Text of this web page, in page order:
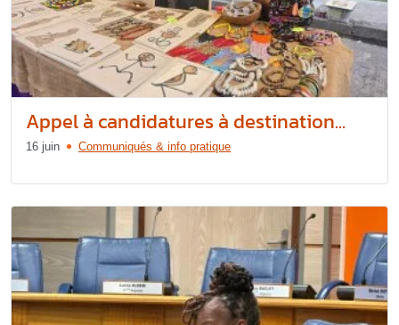
Appel à candidatures à destination...
16 juin Communiqués & info pratique